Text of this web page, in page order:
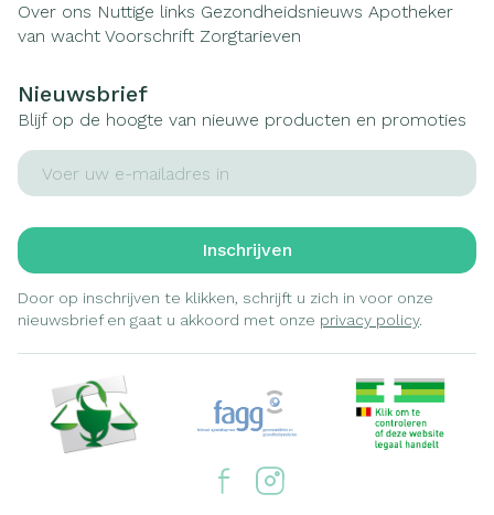
Over ons Nuttige links Gezondheidsnieuws Apotheker
van wacht Voorschrift Zorgtarieven
Nieuwsbrief
Blijf op de hoogte van nieuwe producten en promoties
E-mail adres
Inschrijven
Door op inschrijven te klikken, schrijft u zich in voor onze
nieuwsbrief en gaat u akkoord met onze privacy policy.